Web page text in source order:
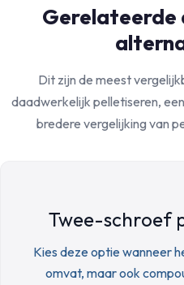
Gerelateerde
Dit zijn de meest
daadwerkelijk pelletiseren,
bredere vergelijking van
Twee-schroef
Kies deze optie wanneer
omvat, maar ook